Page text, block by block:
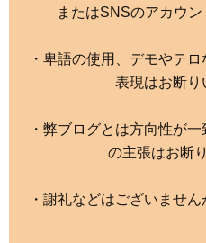
またはSNSのアカウン
・卑語の使用、デモやテ
表現はお断り
・弊ブログとは方向性が
の主張はお断
・謝礼などはございませ